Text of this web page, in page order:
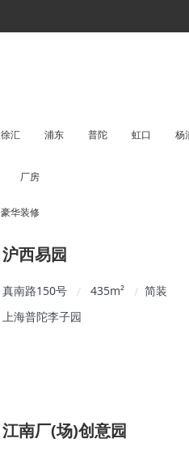
徐汇 浦东 普陀 虹口 杨
厂房
豪华装修
沪西易园
真南路150号 / 435m² / 简装
上海普陀李子园
江南厂(场)创意园